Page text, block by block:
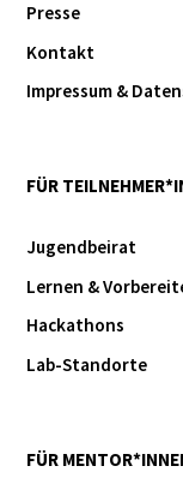
Presse
Kontakt
Impressum &
FÜR
Jugendbeirat
Lernen &
Hackathons
Lab-Standorte
FÜR